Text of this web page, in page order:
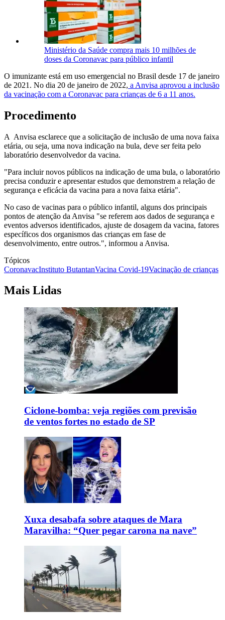
Ministério da Saúde compra mais 10 milhões de
doses da Coronavac para público infantil
O imunizante está em uso emergencial no Brasil desde 17 de janeiro
de 2021. No dia 20 de janeiro de 2022, a Anvisa aprovou a inclusão
da vacinação com a Coronavac para crianças de 6 a 11 anos.
Procedimento
A Anvisa esclarece que a solicitação de inclusão de uma nova faixa
etária, ou seja, uma nova indicação na bula, deve ser feita pelo
laboratório desenvolvedor da vacina.
"Para incluir novos públicos na indicação de uma bula, o laboratório
precisa conduzir e apresentar estudos que demonstrem a relação de
segurança e eficácia da vacina para a nova faixa etária".
No caso de vacinas para o público infantil, alguns dos principais
pontos de atenção da Anvisa "se referem aos dados de segurança e
eventos adversos identificados, ajuste de dosagem da vacina, fatores
específicos dos organismos das crianças em fase de
desenvolvimento, entre outros.", informou a Anvisa.
Tópicos
CoronavacInstituto ButantanVacina Covid-19Vacinação de crianças
Mais Lidas
Ciclone-bomba: veja regiões com previsão
de ventos fortes no estado de SP
Xuxa desabafa sobre ataques de Mara
Maravilha: “Quer pegar carona na nave”